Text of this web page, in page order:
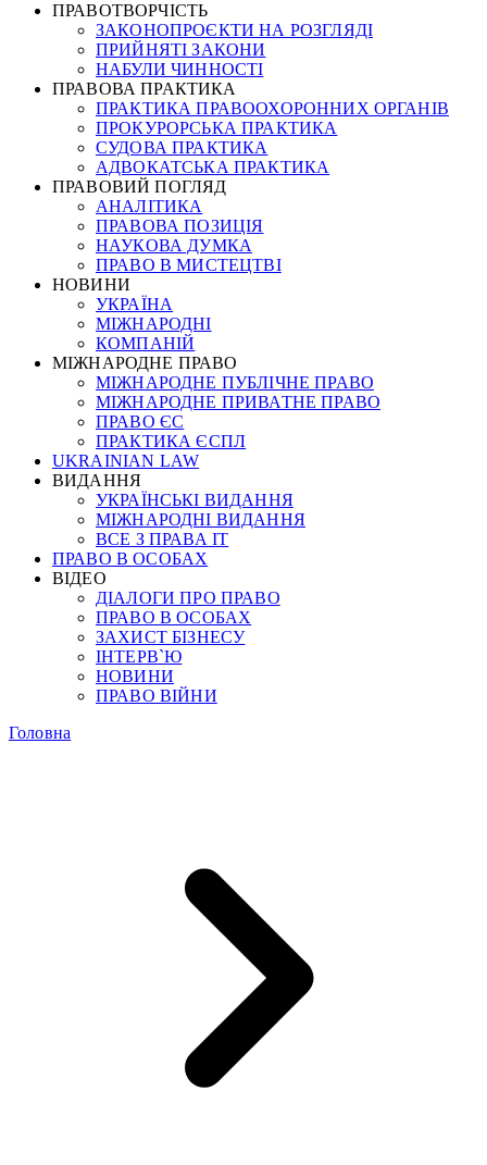
ПРАВОТВОРЧІСТЬ
ЗАКОНОПРОЄКТИ НА РОЗГЛЯДІ
ПРИЙНЯТІ ЗАКОНИ
НАБУЛИ ЧИННОСТІ
ПРАВОВА ПРАКТИКА
ПРАКТИКА ПРАВООХОРОННИХ ОРГАНІВ
ПРОКУРОРСЬКА ПРАКТИКА
СУДОВА ПРАКТИКА
АДВОКАТСЬКА ПРАКТИКА
ПРАВОВИЙ ПОГЛЯД
АНАЛІТИКА
ПРАВОВА ПОЗИЦІЯ
НАУКОВА ДУМКА
ПРАВО В МИСТЕЦТВІ
НОВИНИ
УКРАЇНА
МІЖНАРОДНІ
КОМПАНІЙ
МІЖНАРОДНЕ ПРАВО
МІЖНАРОДНЕ ПУБЛІЧНЕ ПРАВО
МІЖНАРОДНЕ ПРИВАТНЕ ПРАВО
ПРАВО ЄС
ПРАКТИКА ЄСПЛ
UKRAINIAN LAW
ВИДАННЯ
УКРАЇНСЬКІ ВИДАННЯ
МІЖНАРОДНІ ВИДАННЯ
ВСЕ З ПРАВА ІТ
ПРАВО В ОСОБАХ
ВІДЕО
ДІАЛОГИ ПРО ПРАВО
ПРАВО В ОСОБАХ
ЗАХИСТ БІЗНЕСУ
ІНТЕРВ`Ю
НОВИНИ
ПРАВО ВІЙНИ
Головна